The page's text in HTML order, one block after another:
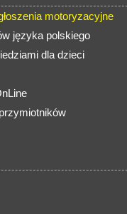
motoryzacyjne
języka polskiego
dla dzieci